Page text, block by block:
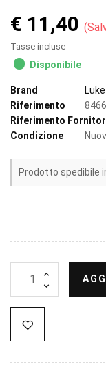
€ 11,40
Tasse incluse
Disponibile
Brand
Riferimento
Riferimento
Condizione
Prodotto spedibile